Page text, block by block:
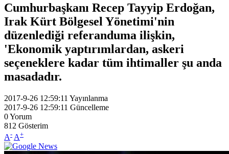
Cumhurbaşkanı Recep Tayyip Erdoğan,
Irak Kürt Bölgesel Yönetimi'nin
düzenlediği referanduma ilişkin,
'Ekonomik yaptırımlardan, askeri
seçeneklere kadar tüm ihtimaller şu anda
masadadır.
2017-9-26 12:59:11 Yayınlanma
2017-9-26 12:59:11 Güncelleme
0Yorum
812 Gösterim
A- A+